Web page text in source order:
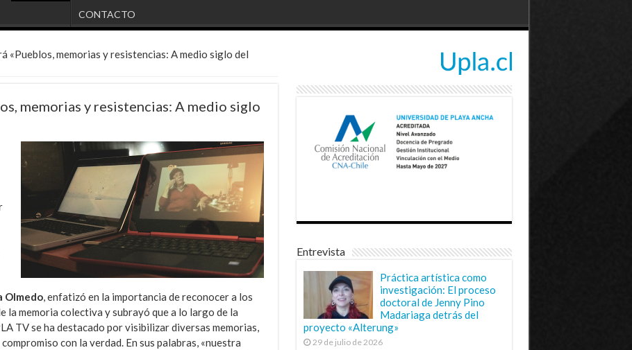
CONTACTO
«Pueblos, memorias y resistencias: A medio siglo del
memorias y resistencias: A medio siglo
Olmedo, enfatizó en la importancia de reconocer a los
memoria colectiva y subrayó que a lo largo de la
TV se ha destacado por visibilizar diversas memorias,
con la verdad. En sus palabras, «nuestra
Entrevista
Práctica artística como
investigación: El proceso
doctoral de Jenny Pino
Madariaga detrás del
proyecto «Alterung»
29 de julio de 2026